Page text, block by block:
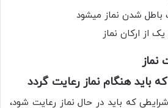
شدن نماز میشود
از ارکان نماز
نماز
باید هنگام نماز رعایت گردد
که باید در حال نماز رعایت شود،